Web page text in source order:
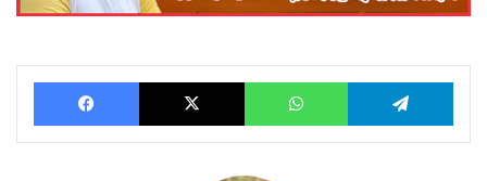
Facebook X WhatsApp